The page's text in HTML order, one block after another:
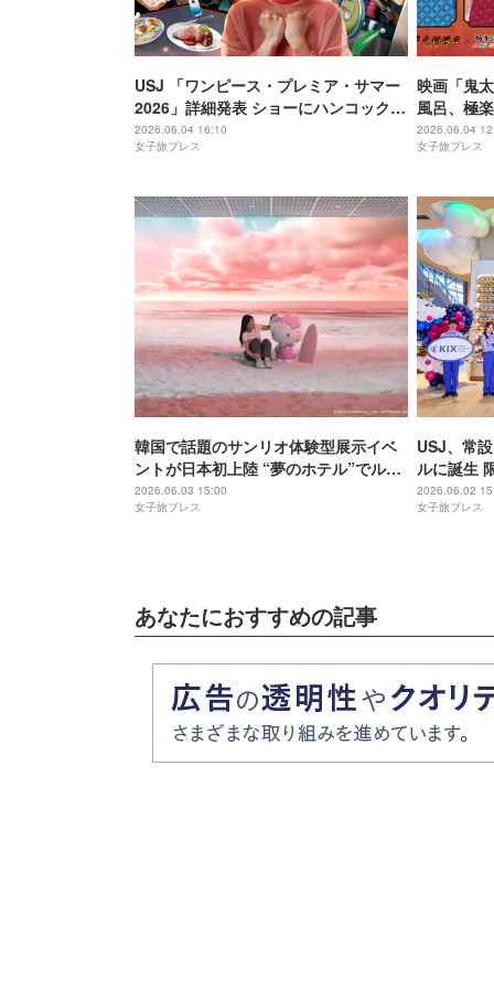
USJ 「ワンピース・プレミア・サマー
2026」詳細発表 ショーにハンコック参
戦、ハリドリでエルバフの冒険へ
2026.06.04 16:10
女子旅プレス
映画「鬼
風呂、極
グッズ・
2026.06.04
女子旅プレス
韓国で話題のサンリオ体験型展示イベ
ントが日本初上陸 “夢のホテル”でルー
ムツアー体験
2026.06.03 15:00
女子旅プレス
USJ、常
ルに誕生
用自販機も
2026.06.02
女子旅プレス
あなたにおすすめの記事